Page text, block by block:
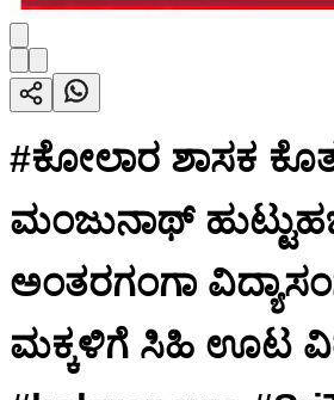
#ಕೋಲಾರ ಶಾಸಕ
ಮಂಜುನಾಥ್
ಅಂತರಗಂಗಾ
ಮಕ್ಕಳಿಗೆ ಸಿಹಿ ಊಟ